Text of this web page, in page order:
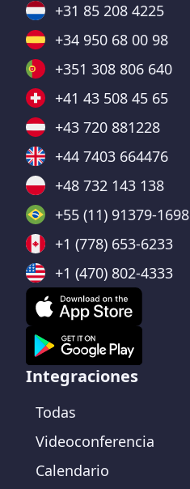
+31 85 208 4225
+34 950 68 00 98
+351 308 806 640
+41 43 508 45 65
+43 720 881228
+44 7403 664476
+48 732 143 138
+55 (11) 91379-1698
+1 (778) 653-6233
+1 (470) 802-4333
Integraciones
Todas
Videoconferencia
Calendario